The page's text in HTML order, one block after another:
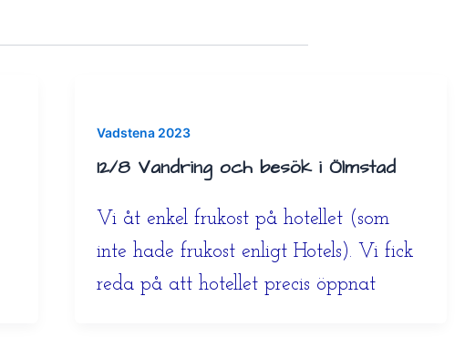
Vadstena 2023
12/8 Vandring och besök i Ölmstad
Vi åt enkel frukost på hotellet (som
inte hade frukost enligt Hotels). Vi fick
reda på att hotellet precis öppnat